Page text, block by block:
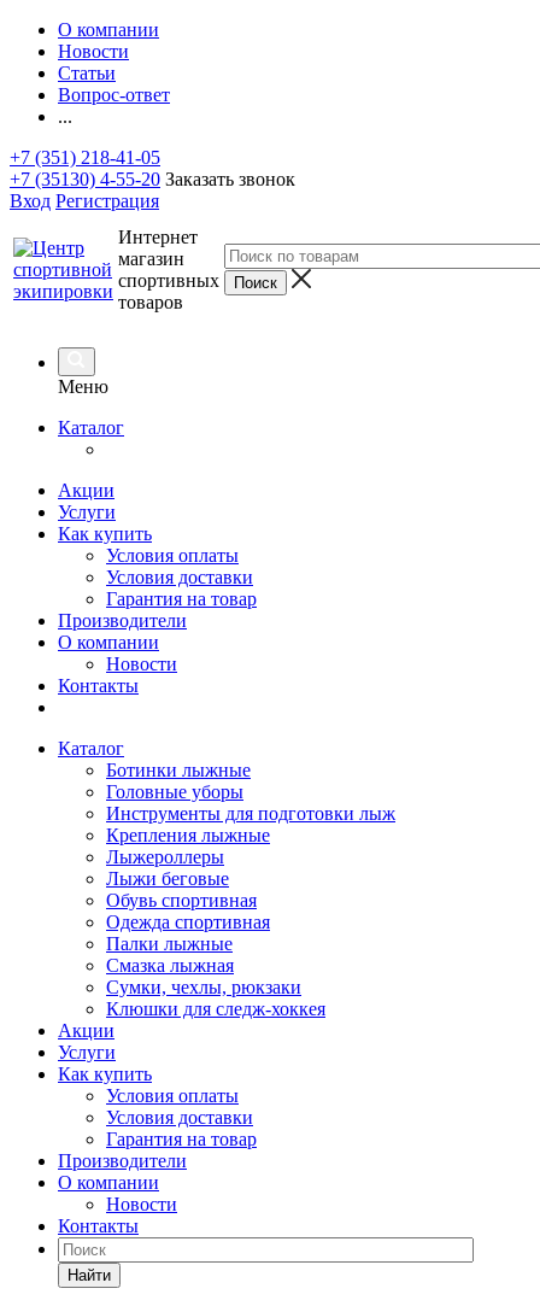
О компании
Новости
Статьи
Вопрос-ответ
...
+7 (351) 218-41-05
+7 (35130) 4-55-20 Заказать звонок
Вход Регистрация
Интернет
магазин
спортивных
товаров
Меню
Каталог
Акции
Услуги
Как купить
Условия оплаты
Условия доставки
Гарантия на товар
Производители
О компании
Новости
Контакты
Каталог
Ботинки лыжные
Головные уборы
Инструменты для подготовки лыж
Крепления лыжные
Лыжероллеры
Лыжи беговые
Обувь спортивная
Одежда спортивная
Палки лыжные
Смазка лыжная
Сумки, чехлы, рюкзаки
Клюшки для следж-хоккея
Акции
Услуги
Как купить
Условия оплаты
Условия доставки
Гарантия на товар
Производители
О компании
Новости
Контакты
Найти